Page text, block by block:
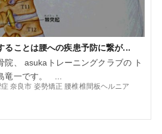
ることは腰への疾患予防に繋が...
院、 asukaトレーニングクラブの ト
竜一です。 ...
奈良市 姿勢矯正 腰椎椎間板ヘルニア